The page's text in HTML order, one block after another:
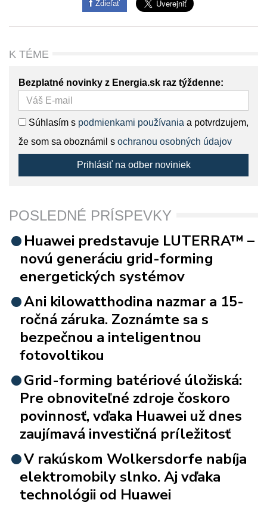
Zdieľať
K TÉME
Bezplatné novinky z Energia.sk raz týždenne:
Súhlasím s podmienkami používania a potvrdzujem,
že som sa oboznámil s ochranou osobných údajov
Prihlásiť na odber noviniek
POSLEDNÉ PRÍSPEVKY
Huawei predstavuje LUTERRA™ –
novú generáciu grid-forming
energetických systémov
Ani kilowatthodina nazmar a 15-
ročná záruka. Zoznámte sa s
bezpečnou a inteligentnou
fotovoltikou
Grid-forming batériové úložiská:
Pre obnoviteľné zdroje čoskoro
povinnosť, vďaka Huawei už dnes
zaujímavá investičná príležitosť
V rakúskom Wolkersdorfe nabíja
elektromobily slnko. Aj vďaka
technológii od Huawei